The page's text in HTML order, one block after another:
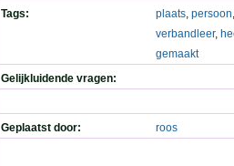
Tags:
plaats, persoon
verbandleer,
gemaakt
Gelijkluidende vragen:
Geplaatst door: roos